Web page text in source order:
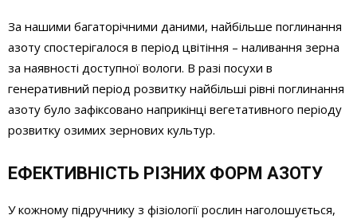
За нашими багаторічними даними, найбільше поглинання
азоту спостерігалося в період цвітіння – наливання зерна
за наявності доступної вологи. В разі посухи в
генеративний період розвитку найбільші рівні поглинання
азоту було зафіксовано наприкінці вегетативного періоду
розвитку озимих зернових культур.
ЕФЕКТИВНІСТЬ РІЗНИХ ФОРМ АЗОТУ
У кожному підручнику з фізіології рослин наголошується,